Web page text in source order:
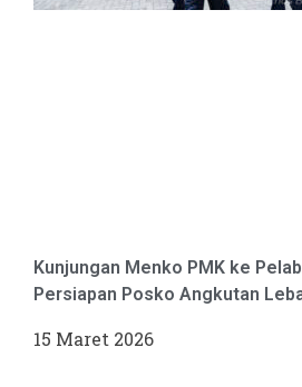
Kunjungan Menko PMK ke
Persiapan Posko Angkutan
15 Maret 2026